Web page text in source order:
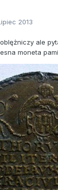
2013
ale
moneta